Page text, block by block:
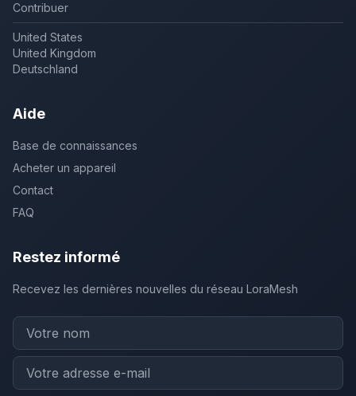
Contribuer
United States
United Kingdom
Deutschland
Aide
Base de connaissances
Acheter un appareil
Contact
FAQ
Restez informé
Recevez les dernières nouvelles du réseau LoraMesh